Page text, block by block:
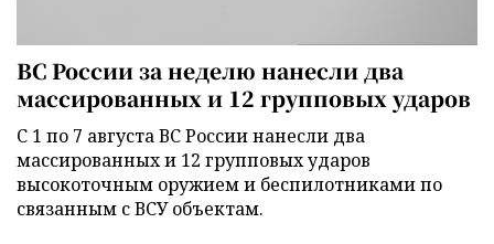
ВС России за неделю нанесли два
массированных и 12 групповых ударов
С 1 по 7 августа ВС России нанесли два
массированных и 12 групповых ударов
высокоточным оружием и беспилотниками по
связанным с ВСУ объектам.